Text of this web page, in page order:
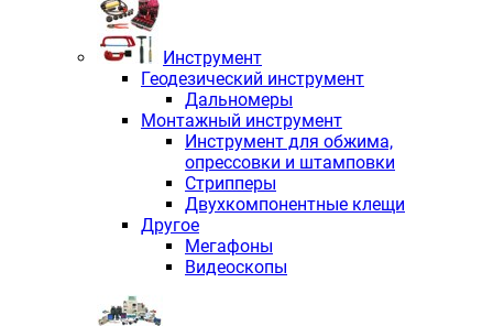
Инструмент
Геодезический инструмент
Дальномеры
Монтажный инструмент
Инструмент для обжима,
опрессовки и штамповки
Стрипперы
Двухкомпонентные клещи
Другое
Мегафоны
Видеоскопы